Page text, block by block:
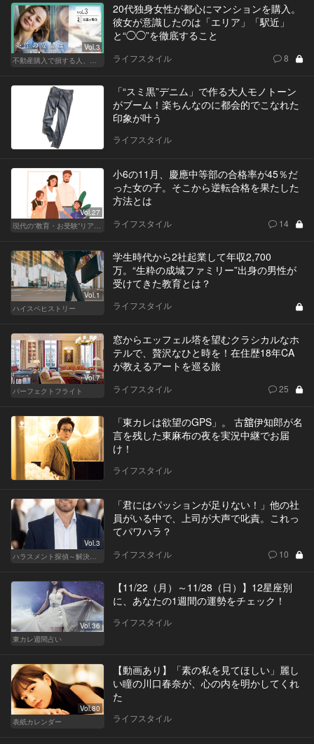
Vol.3
不動産購入で損する人、得する人
20代独身女性が都心にマンションを購入。
彼女が意識したのは「エリア」「駅近」
と“◯◯”を徹底すること
ライフスタイル 8
「“スミ黒”デニム」で作る大人モノトーン
がブーム！楽ちんなのに都会的でこなれた
印象が叶う
ライフスタイル
Vol.27
現代の“教育・お受験”リアルドキュメント
小6の11月、慶應中等部の合格率が45％だ
った女の子。そこから逆転合格を果たした
方法とは
ライフスタイル 14
Vol.1
ハイスペヒストリー
学生時代から2社起業して年収2,700
万。“生粋の成城ファミリー”出身の男性が
受けてきた教育とは？
ライフスタイル
Vol.7
パーフェクトフライト
窓からエッフェル塔を望むクラシカルなホ
テルで、贅沢なひと時を！在住歴18年CA
が教えるアートを巡る旅
ライフスタイル 25
「東カレは欲望のGPS」。 古舘伊知郎が名
言を残した東麻布の夜を実況中継でお届
け！
ライフスタイル
Vol.3
「君にはパッションが足りない！」他の社
員がいる中で、上司が大声で叱責。これっ
てパワハラ？
ライフスタイル 10
Vol.36
東カレ週間占い
【11/22（月）～11/28（日）】12星座別
に、あなたの1週間の運勢をチェック！
ライフスタイル
Vol.80
表紙カレンダー
【動画あり】「素の私を見てほしい」麗し
い瞳の川口春奈が、心の内を明かしてくれ
た
ライフスタイル